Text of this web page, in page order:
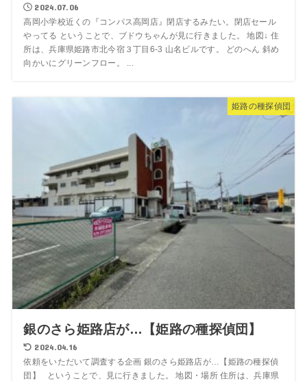
2024.07.06
高岡小学校近くの『コンパス高岡店』閉店するみたい。閉店セール
やってる ということで、ブドウちゃんが見に行きました。 地図↓ 住
所は、兵庫県姫路市北今宿３丁目6-3 山名ビルです。 どのへん 斜め
向かいにグリーンフロー。 ...
姫路の種探偵団
銀のさら姫路店が…【姫路の種探偵団】
2024.04.16
依頼をいただいて調査する企画 銀のさら姫路店が…【姫路の種探偵
団】 ということで、見に行きました。 地図・場所 住所は、兵庫県